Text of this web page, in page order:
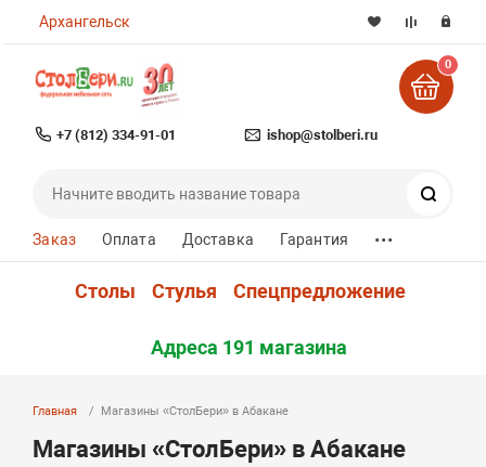
Архангельск
+7 (812) 334-91-01 ishop@stolberi.ru
0
Заказ Оплата Доставка Гарантия ...
Столы Стулья Спецпредложение
Адреса 191 магазина
Главная Магазины «СтолБери» в Абакане
Магазины «СтолБери» в Абакане